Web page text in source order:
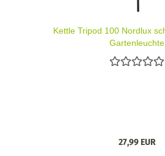
Kettle Tripod 100 Nordlux
Gartenleuchte
27,99 EUR